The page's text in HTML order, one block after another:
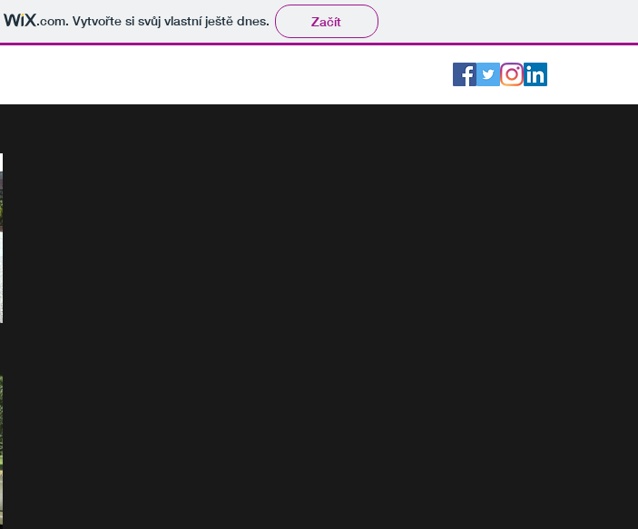
.com. Vytvořte si svůj vlastní ještě dnes. Začít